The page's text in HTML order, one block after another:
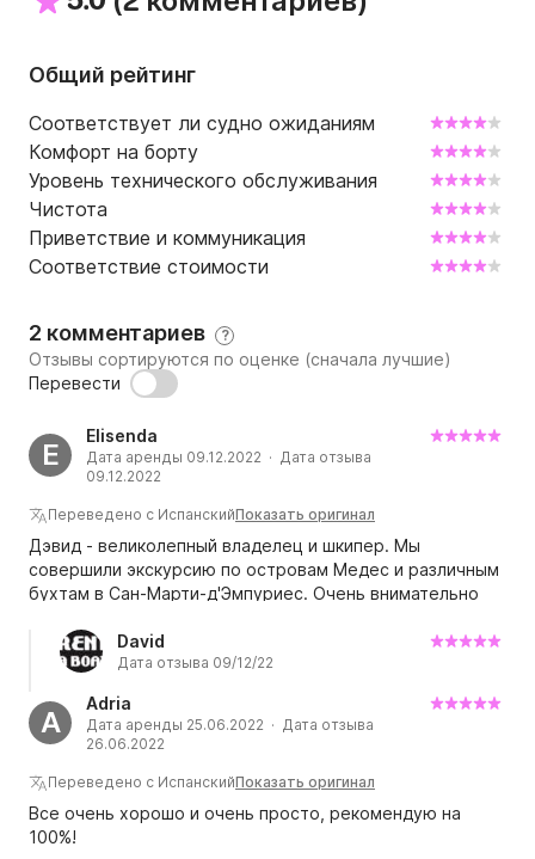
Общий рейтинг
Соответствует ли судно ожиданиям
Комфорт на борту
Уровень технического обслуживания
Чистота
Приветствие и коммуникация
Соответствие стоимости
2 комментариев ?
Отзывы сортируются по оценке (сначала лучшие)
Перевести
E
Elisenda
Дата аренды 09.12.2022 · Дата отзыва
09.12.2022
Переведено с ИспанскийПоказать оригинал
Дэвид - великолепный владелец и шкипер. Мы
совершили экскурсию по островам Медес и различным
бухтам в Сан-Марти-д'Эмпуриес. Очень внимательно
рекомендую это вам.
David
Дата отзыва 09/12/22
A
Adria
Дата аренды 25.06.2022 · Дата отзыва
26.06.2022
Переведено с ИспанскийПоказать оригинал
Все очень хорошо и очень просто, рекомендую на
100%!